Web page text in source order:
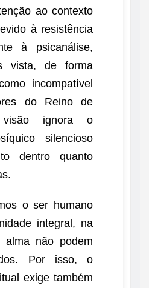
ao contexto
à resistência
à psicanálise,
vista, de forma
incompatível
do Reino de
ignora o
silencioso
dentro quanto
o ser humano
integral, na
não podem
Por isso, o
exige também